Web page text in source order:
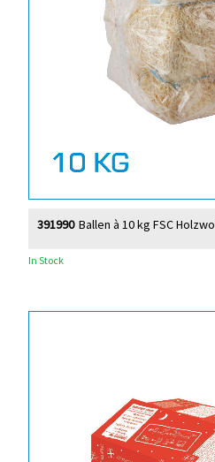
Ballen à 10 kg FSC
391990
In Stock